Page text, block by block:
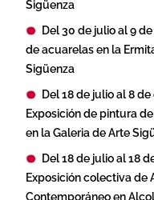
Sigüenza
Del 30 de julio al 9
de acuarelas en la
Sigüenza
Del 18 de julio al 8
Exposición de pintura
en la Galeria de Arte
Del 18 de julio al 18
Exposición colectiva de
Contemporáneo en